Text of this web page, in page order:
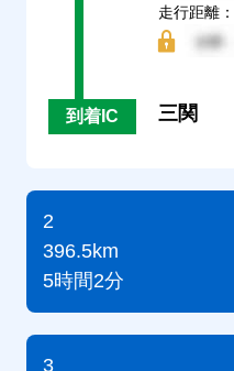
走行距離：
到着IC 三関
2
396.5km
5時間2分
3